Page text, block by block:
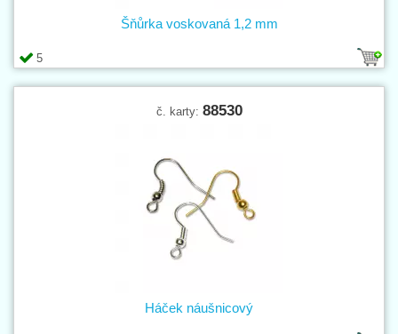
5
Šňůrka voskovaná 1,2 mm
č. karty: 88530
Háček náušnicový